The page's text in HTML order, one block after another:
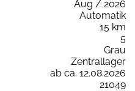
Aug / 2026
Automatik
15 km
5
Grau
Zentrallager
ab ca. 12.08.2026
21049